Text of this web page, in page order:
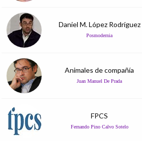
Daniel M. López Rodríguez
Posmodernia
Animales de compañía
Juan Manuel De Prada
FPCS
Fernando Pino Calvo Sotelo